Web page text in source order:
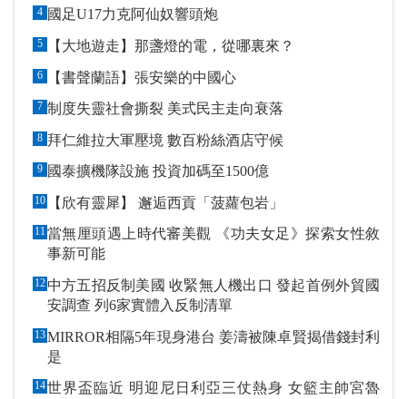
4 國足U17力克阿仙奴響頭炮
5 【大地遊走】那盞燈的電，從哪裏來？
6 【書聲蘭語】張安樂的中國心
7 制度失靈社會撕裂 美式民主走向衰落
8 拜仁維拉大軍壓境 數百粉絲酒店守候
9 國泰擴機隊設施 投資加碼至1500億
10 【欣有靈犀】 邂逅西貢「菠蘿包岩」
11當無厘頭遇上時代審美觀 《功夫女足》探索女性敘
事新可能
12 中方五招反制美國 收緊無人機出口 發起首例外貿國
安調查 列6家實體入反制清單
13MIRROR相隔5年現身港台 姜濤被陳卓賢揭借錢封利
是
14世界盃臨近 明迎尼日利亞三仗熱身 女籃主帥宮魯